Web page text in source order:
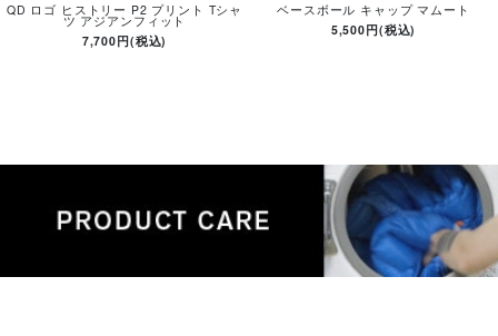
QD ロゴ ヒストリー P2 プリント Tシャ
ツ アジアンフィット
7,700円(税込)
ベースボール キャップ マムート
5,500円(税込)